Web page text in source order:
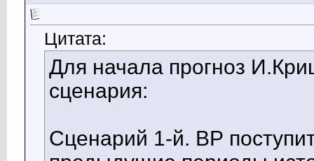
Цитата:
Для начала прогноз
сценария:
Сценарий 1-й. ВР